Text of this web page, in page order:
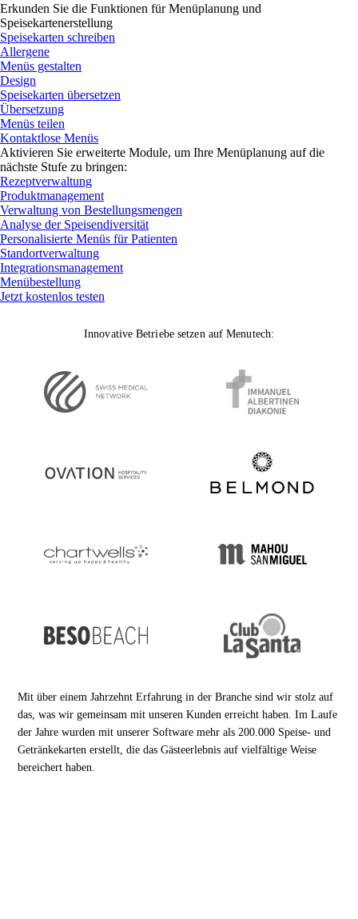
Erkunden Sie die Funktionen für Menüplanung und
Speisekartenerstellung
Speisekarten schreiben
Allergene
Menüs gestalten
Design
Speisekarten übersetzen
Übersetzung
Menüs teilen
Kontaktlose Menüs
Aktivieren Sie erweiterte Module, um Ihre Menüplanung auf die
nächste Stufe zu bringen:
Rezeptverwaltung
Produktmanagement
Verwaltung von Bestellungsmengen
Analyse der Speisendiversität
Personalisierte Menüs für Patienten
Standortverwaltung
Integrationsmanagement
Menübestellung
Jetzt kostenlos testen
Innovative Betriebe setzen auf Menutech:
Mit über einem Jahrzehnt Erfahrung in der Branche sind wir stolz auf
das, was wir gemeinsam mit unseren Kunden erreicht haben. Im Laufe
der Jahre wurden mit unserer Software mehr als 200.000 Speise- und
Getränkekarten erstellt, die das Gästeerlebnis auf vielfältige Weise
bereichert haben.